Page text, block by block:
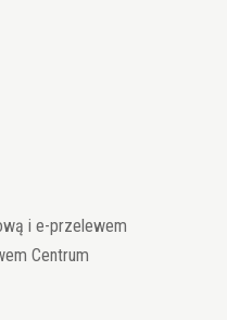
i e-przelewem
Centrum